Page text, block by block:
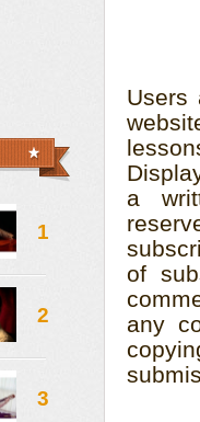
Users
a
of
any
1
2
3